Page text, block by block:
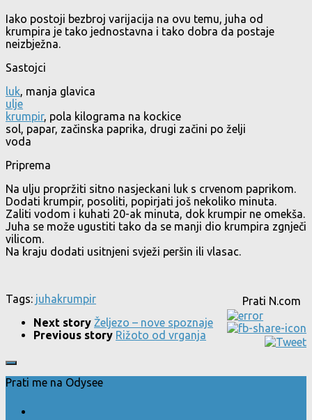
Iako postoji bezbroj varijacija na ovu temu, juha od
krumpira je tako jednostavna i tako dobra da postaje
neizbježna.
Sastojci
luk, manja glavica
ulje
krumpir, pola kilograma na kockice
sol, papar, začinska paprika, drugi začini po želji
voda
Priprema
Na ulju propržiti sitno nasjeckani luk s crvenom paprikom.
Dodati krumpir, posoliti, popirjati još nekoliko minuta.
Zaliti vodom i kuhati 20-ak minuta, dok krumpir ne omekša.
Juha se može ugustiti tako da se manji dio krumpira zgnječi
vilicom.
Na kraju dodati usitnjeni svježi peršin ili vlasac.
Prati N.com
Tags: juhakrumpir
Next story Željezo – nove spoznaje
Previous story Rižoto od vrganja
Prati me na Odysee